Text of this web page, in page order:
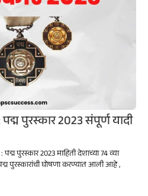
पुरस्कार 2023 संपूर्ण यादी
पुरस्कार 2023 माहिती देशाच्या 74 व्या
पुरस्कारांची घोषणा करण्यात आली आहे ,